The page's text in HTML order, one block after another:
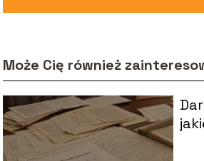
Może Cię również